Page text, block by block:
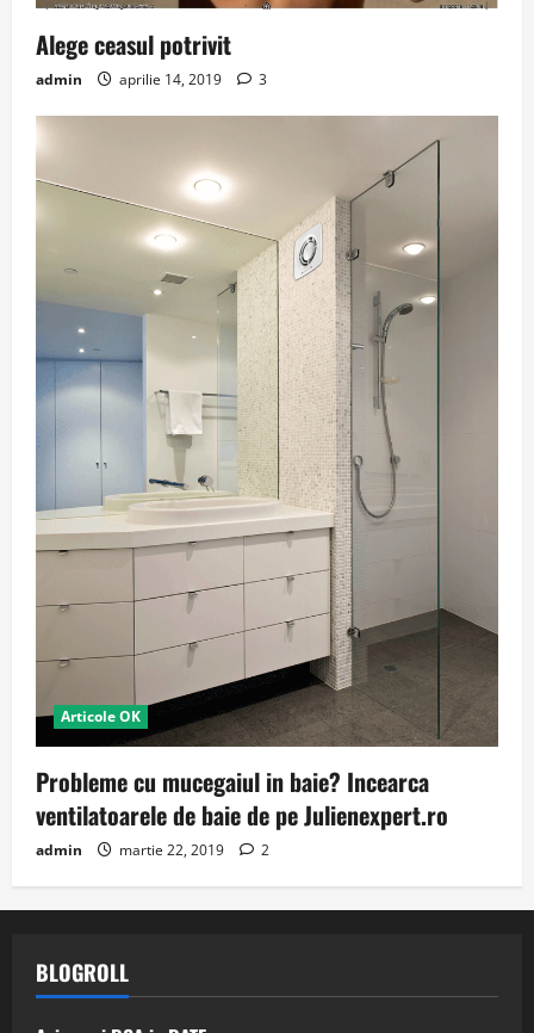
Alege ceasul potrivit
admin aprilie 14, 2019 3
Articole OK
Probleme cu mucegaiul in baie? Incearca
ventilatoarele de baie de pe Julienexpert.ro
admin martie 22, 2019 2
BLOGROLL